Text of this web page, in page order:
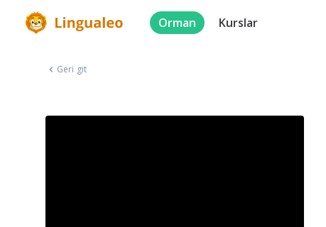
Orman Kurslar
Geri git